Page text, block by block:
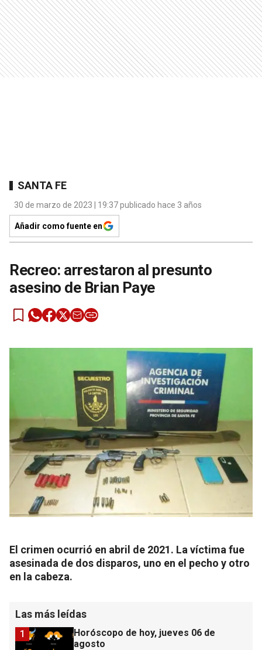
SANTA FE
30 de marzo de 2023 | 19:37 publicado hace 3 años
Añadir como fuente en
Recreo: arrestaron al presunto
asesino de Brian Paye
El crimen ocurrió en abril de 2021. La víctima fue
asesinada de dos disparos, uno en el pecho y otro
en la cabeza.
Las más leídas
Horóscopo de hoy, jueves 06 de
agosto
1